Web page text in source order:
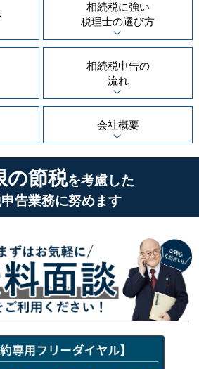
相続税に強い
税理士の選び方
相続税申告の
流れ
会社概要
の節税を考慮した
告業務に努めます